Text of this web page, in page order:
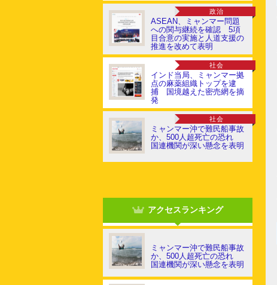
政治
ASEAN、ミャンマー問題
への関与継続を確認 5項
目合意の実施と人道支援の
推進を改めて表明
社会
インド当局、ミャンマー拠
点の麻薬組織トップを逮
捕 国境越えた密売網を摘
発
社会
ミャンマー沖で難民船事故
か、500人超死亡の恐れ
国連機関が深い懸念を表明
アクセスランキング
ミャンマー沖で難民船事故
か、500人超死亡の恐れ
国連機関が深い懸念を表明